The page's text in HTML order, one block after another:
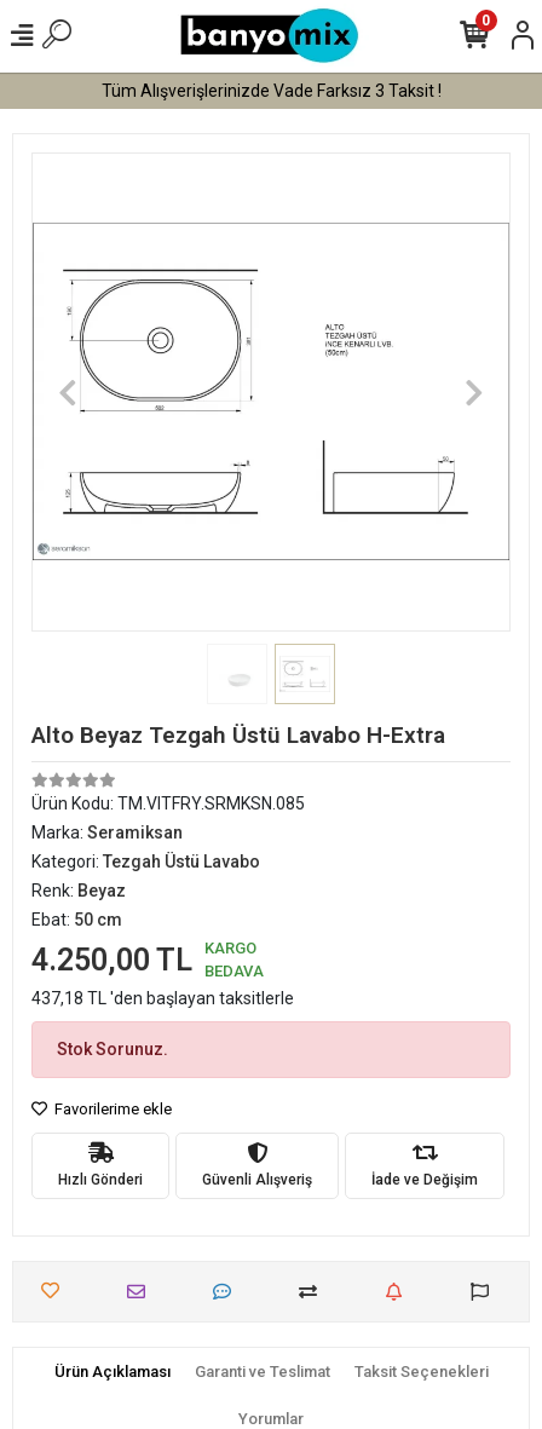
Tüm Alışverişlerinizde Vade Farksız 3 Taksit !
0
Alto Beyaz Tezgah Üstü Lavabo H-Extra
Ürün Kodu: TM.VITFRY.SRMKSN.085
Marka: Seramiksan
Kategori: Tezgah Üstü Lavabo
Renk: Beyaz
Ebat: 50 cm
4.250,00 TL
KARGO
BEDAVA
437,18 TL 'den başlayan taksitlerle
Stok Sorunuz.
Favorilerime ekle
Hızlı Gönderi Güvenli Alışveriş İade ve Değişim
Ürün Açıklaması Garanti ve Teslimat Taksit Seçenekleri
Yorumlar